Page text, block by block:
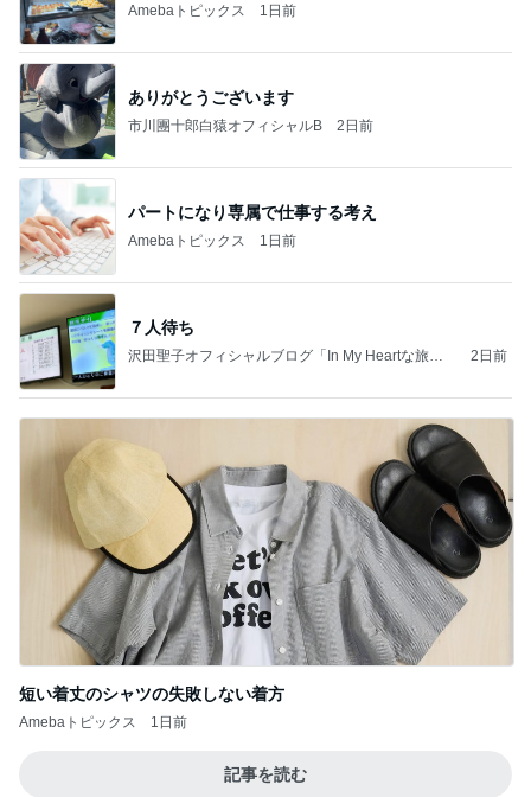
Amebaトピックス 1日前
ありがとうございます
市川團十郎白猿オフィシャルB 2日前
パートになり専属で仕事する考え
Amebaトピックス 1日前
７人待ち
沢田聖子オフィシャルブログ「In My Heartな旅日
2日前
短い着丈のシャツの失敗しない着方
Amebaトピックス 1日前
記事を読む